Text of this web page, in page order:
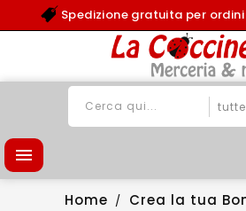
Spedizione gratuita per

Home
Crea la tua